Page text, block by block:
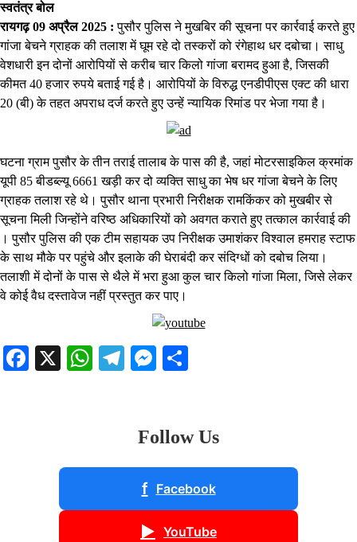
स्वतंत्र बोल
रायगढ़ 09 अप्रैल 2025 : पुसौर पुलिस ने मुखबिर की सूचना पर कार्रवाई करते हुए
गांजा बेचने ग्राहक की तलाश में घूम रहे दो तस्करों को रंगेहाथ धर दबोचा। साधु
वेशधारी इन दोनों आरोपियों से करीब चार किलो गांजा बरामद हुआ है, जिसकी
कीमत 40 हजार रुपये बताई गई है। आरोपियों के विरुद्ध एनडीपीएस एक्ट की धारा
20 (बी) के तहत अपराध दर्ज करते हुए उन्हें न्यायिक रिमांड पर भेजा गया है।
घटना ग्राम पुसौर के तीन तराई तालाब के पास की है, जहां मोटरसाइकिल क्रमांक
यूपी 85 बीडब्ल्यू 6661 खड़ी कर दो व्यक्ति साधु का भेष धर गांजा बेचने के लिए
ग्राहक तलाश रहे थे। पुसौर थाना प्रभारी निरीक्षक रामकिंकर को मुखबीर से
सूचना मिली जिन्होंने वरिष्ठ अधिकारियों को अवगत कराते हुए तत्काल कार्रवाई की
। पुसौर पुलिस की एक टीम सहायक उप निरीक्षक उमाशंकर विश्वाल हमराह स्टाफ
के साथ मौके पर पहुंचे और इलाके की घेराबंदी कर संदिग्धों को दबोच लिया।
तलाशी में दोनों के पास से थैले में भरा हुआ कुल चार किलो गांजा मिला, जिसे लेकर
वे कोई वैध दस्तावेज नहीं प्रस्तुत कर पाए।
Facebook
X WhatsApp
Telegram
Messenger
Follow Us
f Facebook
▶ YouTube